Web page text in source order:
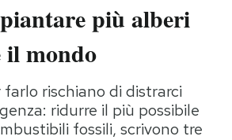
Moda
Consumismi
Storie/Idee
Ok Boomer!
Media
più alberi
il mondo
rischiano di distrarci
ridurre il più possibile
fossili, scrivono tre